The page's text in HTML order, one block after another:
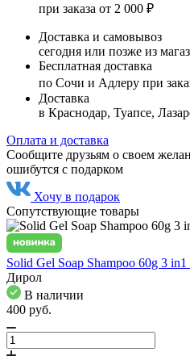
при заказа от 2 000 ₽
Доставка и самовывоз
сегодня или позже из
Бесплатная доставка
по Сочи и Адлеру при
Доставка
в Краснодар, Туапсе,
Оплата и доставка
Сообщите друзьям о своем
ошибутся с подарком
Хочу в подарок
Сопутствующие товары
Solid Gel Soap Shampoo 60g 3
Дирол
В наличии
400 pуб.